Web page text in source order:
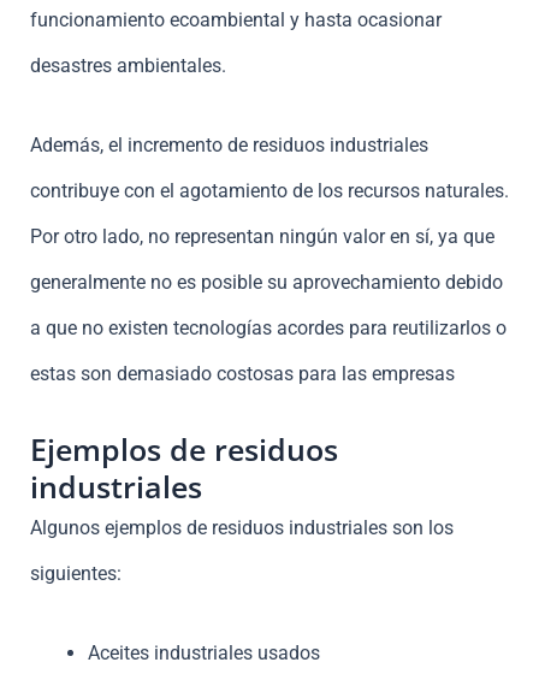
funcionamiento ecoambiental y hasta ocasionar
desastres ambientales.
Además, el incremento de residuos industriales
contribuye con el agotamiento de los recursos naturales.
Por otro lado, no representan ningún valor en sí, ya que
generalmente no es posible su aprovechamiento debido
a que no existen tecnologías acordes para reutilizarlos o
estas son demasiado costosas para las empresas
Ejemplos de residuos
industriales
Algunos ejemplos de residuos industriales son los
siguientes:
Aceites industriales usados